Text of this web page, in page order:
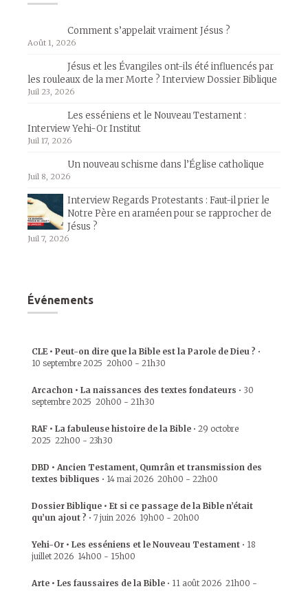
Comment s’appelait vraiment Jésus ?
Août 1, 2026
Jésus et les Évangiles ont-ils été influencés par
les rouleaux de la mer Morte ? Interview Dossier Biblique
Juil 23, 2026
Les esséniens et le Nouveau Testament :
Interview Yehi-Or Institut
Juil 17, 2026
Un nouveau schisme dans l’Église catholique
Juil 8, 2026
Interview Regards Protestants : Faut-il prier le
Notre Père en araméen pour se rapprocher de
Jésus ?
Juil 7, 2026
Événements
CLE • Peut-on dire que la Bible est la Parole de Dieu ? •
10 septembre 2025 20h00 - 21h30
Arcachon • La naissances des textes fondateurs • 30
septembre 2025 20h00 - 21h30
RAF • La fabuleuse histoire de la Bible • 29 octobre
2025 22h00 - 23h30
DBD • Ancien Testament, Qumrân et transmission des
textes bibliques • 14 mai 2026 20h00 - 22h00
Dossier Biblique • Et si ce passage de la Bible n’était
qu’un ajout ? • 7 juin 2026 19h00 - 20h00
Yehi-Or • Les esséniens et le Nouveau Testament • 18
juillet 2026 14h00 - 15h00
Arte • Les faussaires de la Bible • 11 août 2026 21h00 -